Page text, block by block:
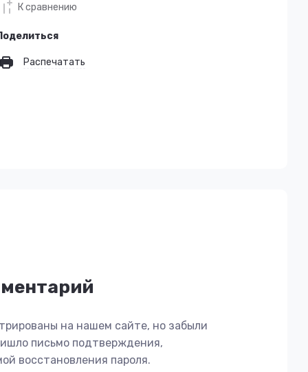
К сравнению
Распечатать
на нашем сайте, но забыли
письмо подтверждения,
восстановления пароля.